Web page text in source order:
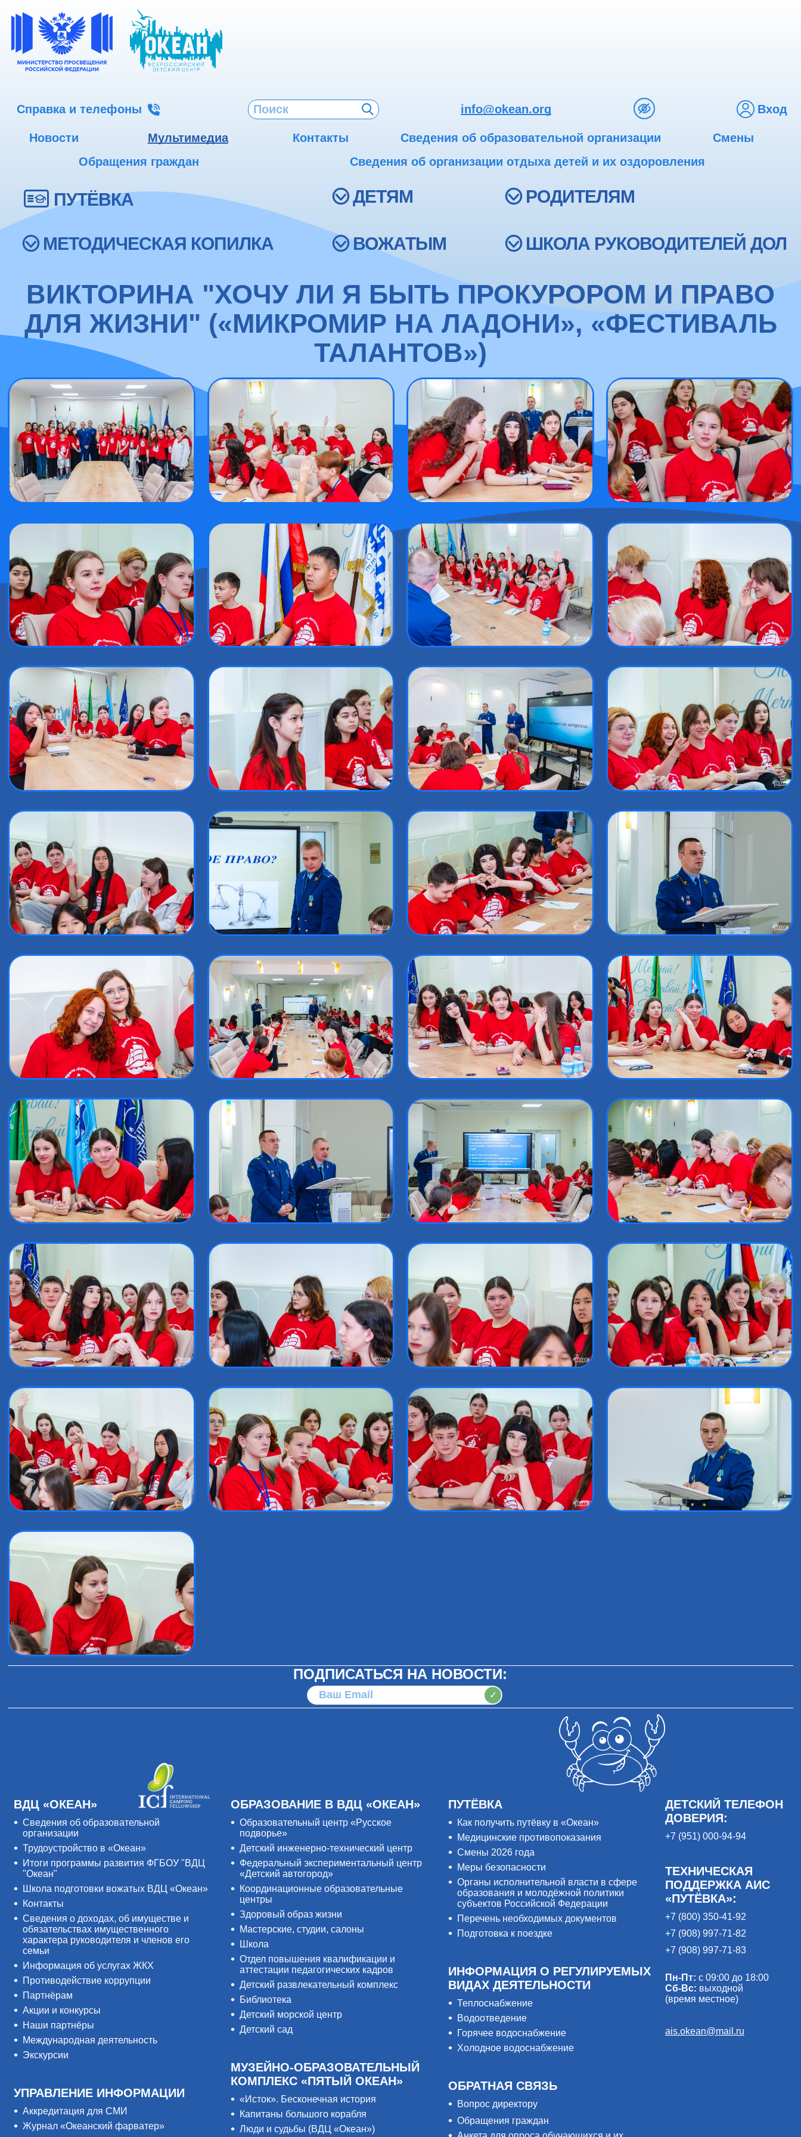
Справка и телефоны info@okean.org Вход
Новости Мультимедиа Контакты Сведения об образовательной организации
Смены
Обращения граждан
Сведения об организации отдыха детей и их оздоровления
ПУТЁВКА ДЕТЯМ РОДИТЕЛЯМ
МЕТОДИЧЕСКАЯ КОПИЛКА ВОЖАТЫМ ШКОЛА РУКОВОДИТЕЛЕЙ ДОЛ
ВИКТОРИНА "ХОЧУ ЛИ Я БЫТЬ ПРОКУРОРОМ И ПРАВО
ДЛЯ ЖИЗНИ" («МИКРОМИР НА ЛАДОНИ», «ФЕСТИВАЛЬ
ТАЛАНТОВ»)
ПОДПИСАТЬСЯ НА НОВОСТИ:
✓
ВДЦ «ОКЕАН»
Сведения об образовательной
организации
Трудоустройство в «Океан»
Итоги программы развития ФГБОУ "ВДЦ
"Океан"
Школа подготовки вожатых ВДЦ «Океан»
Контакты
Сведения о доходах, об имуществе и
обязательствах имущественного
характера руководителя и членов его
семьи
Информация об услугах ЖКХ
Противодействие коррупции
Партнёрам
Акции и конкурсы
Наши партнёры
Международная деятельность
Экскурсии
УПРАВЛЕНИЕ ИНФОРМАЦИИ
Аккредитация для СМИ
Журнал «Океанский фарватер»
ОБРАЗОВАНИЕ В ВДЦ «ОКЕАН»
Образовательный центр «Русское
подворье»
Детский инженерно-технический центр
Федеральный экспериментальный центр
«Детский автогород»
Координационные образовательные
центры
Здоровый образ жизни
Мастерские, студии, салоны
Школа
Отдел повышения квалификации и
аттестации педагогических кадров
Детский развлекательный комплекс
Библиотека
Детский морской центр
Детский сад
МУЗЕЙНО-ОБРАЗОВАТЕЛЬНЫЙ
КОМПЛЕКС «ПЯТЫЙ ОКЕАН»
«Исток». Бесконечная история
Капитаны большого корабля
Люди и судьбы (ВДЦ «Океан»)
ПУТЁВКА
Как получить путёвку в «Океан»
Медицинские противопоказания
Смены 2026 года
Меры безопасности
Органы исполнительной власти в сфере
образования и молодёжной политики
субъектов Российской Федерации
Перечень необходимых документов
Подготовка к поездке
ИНФОРМАЦИЯ О РЕГУЛИРУЕМЫХ
ВИДАХ ДЕЯТЕЛЬНОСТИ
Теплоснабжение
Водоотведение
Горячее водоснабжение
Холодное водоснабжение
ОБРАТНАЯ СВЯЗЬ
Вопрос директору
Обращения граждан
ДЕТСКИЙ ТЕЛЕФОН
ДОВЕРИЯ:
+7 (951) 000-94-94
ТЕХНИЧЕСКАЯ
ПОДДЕРЖКА АИС
«ПУТЁВКА»:
+7 (800) 350-41-92
+7 (908) 997-71-82
+7 (908) 997-71-83
Пн-Пт: с 09:00 до 18:00
Сб-Вс: выходной
(время местное)
ais.okean@mail.ru